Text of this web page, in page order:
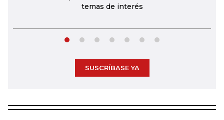
temas de interés
SUSCRÍBASE YA